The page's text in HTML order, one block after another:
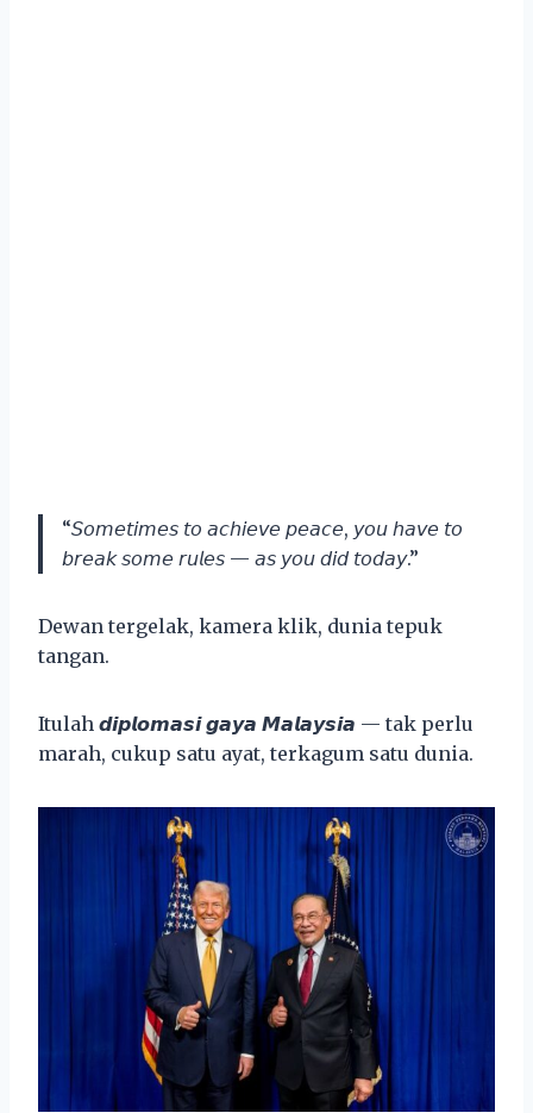
“𝘚𝘰𝘮𝘦𝘵𝘪𝘮𝘦𝘴 𝘵𝘰 𝘢𝘤𝘩𝘪𝘦𝘷𝘦 𝘱𝘦𝘢𝘤𝘦, 𝘺𝘰𝘶 𝘩𝘢𝘷𝘦 𝘵𝘰
𝘣𝘳𝘦𝘢𝘬 𝘴𝘰𝘮𝘦 𝘳𝘶𝘭𝘦𝘴 — 𝘢𝘴 𝘺𝘰𝘶 𝘥𝘪𝘥 𝘵𝘰𝘥𝘢𝘺.”
Dewan tergelak, kamera klik, dunia tepuk
tangan.
Itulah 𝙙𝙞𝙥𝙡𝙤𝙢𝙖𝙨𝙞 𝙜𝙖𝙮𝙖 𝙈𝙖𝙡𝙖𝙮𝙨𝙞𝙖 — tak perlu
marah, cukup satu ayat, terkagum satu dunia.